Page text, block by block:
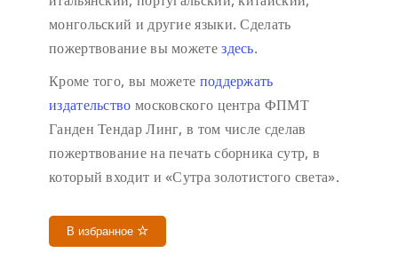
монгольский и другие языки. Сделать
пожертвование вы можетездесь.
Кроме того, вы можете поддержать
издательство московского центра ФПМТ
Ганден Тендар Линг, в том числе сделав
пожертвование на печать сборника сутр, в
который входит и «Сутра золотистого света».
В избранное